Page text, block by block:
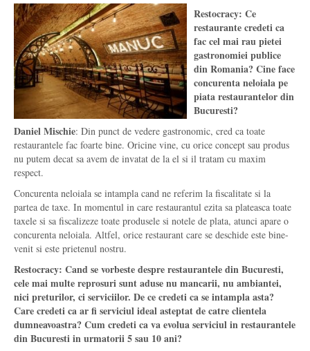
Restocracy: Ce
restaurante credeti ca
fac cel mai rau pietei
gastronomiei publice
din Romania? Cine face
concurenta neloiala pe
piata restaurantelor din
Bucuresti?
Daniel Mischie: Din punct de vedere gastronomic, cred ca toate
restaurantele fac foarte bine. Oricine vine, cu orice concept sau produs
nu putem decat sa avem de invatat de la el si il tratam cu maxim
respect.
Concurenta neloiala se intampla cand ne referim la fiscalitate si la
partea de taxe. In momentul in care restaurantul ezita sa plateasca toate
taxele si sa fiscalizeze toate produsele si notele de plata, atunci apare o
concurenta neloiala. Altfel, orice restaurant care se deschide este bine-
venit si este prietenul nostru.
Restocracy: Cand se vorbeste despre restaurantele din Bucuresti,
cele mai multe reprosuri sunt aduse nu mancarii, nu ambiantei,
nici preturilor, ci serviciilor. De ce credeti ca se intampla asta?
Care credeti ca ar fi serviciul ideal asteptat de catre clientela
dumneavoastra? Cum credeti ca va evolua serviciul in restaurantele
din Bucuresti in urmatorii 5 sau 10 ani?